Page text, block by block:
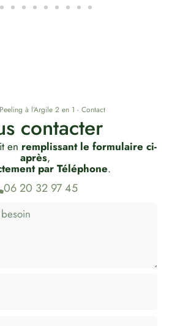
à l’Argile 2 en 1 - Contact
contacter
en remplissant le formulaire ci-
après,
par Téléphone.
06 20 32 97 45